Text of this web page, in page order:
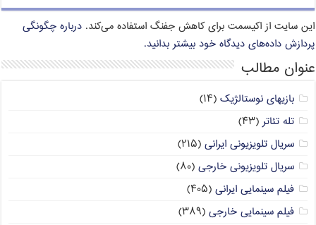
این سایت از اکیسمت برای کاهش جفنگ استفاده می‌کند.درباره چگونگی
پردازش داده‌های دیدگاه خود بیشتر بدانید.
عنوان مطالب
بازیهای نوستالژیک (۱۴)
تله تئاتر(۴۳)
سریال تلویزیونی ایرانی (۲۱۵)
سریال تلویزیونی خارجی (۸۰)
فیلم سینمایی ایرانی (۴۰۵)
فیلم سینمایی خارجی (۳۸۹)